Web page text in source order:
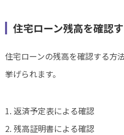
住宅ローン残高を確認
住宅ローンの残高を確認する方
挙げられます。
1. 返済予定表による確認
2. 残高証明書による確認